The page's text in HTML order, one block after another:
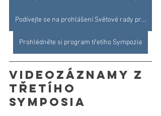
Podívejte se na prohlášení Světové rady pro psychoterapii
Prohlédněte si program třetího Sympozia
Videozáznamy z
třetího
Symposia